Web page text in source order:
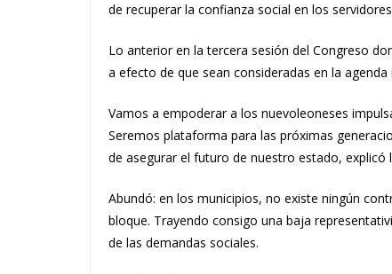
de recuperar la confianza social en los
Lo anterior en la tercera sesión del Congreso
a efecto de que sean consideradas en la
Vamos a empoderar a los nuevoleoneses
Seremos plataforma para las próximas
de asegurar el futuro de nuestro estado, explicó
Abundó: en los municipios, no existe ningún
bloque. Trayendo consigo una baja
de las demandas sociales.